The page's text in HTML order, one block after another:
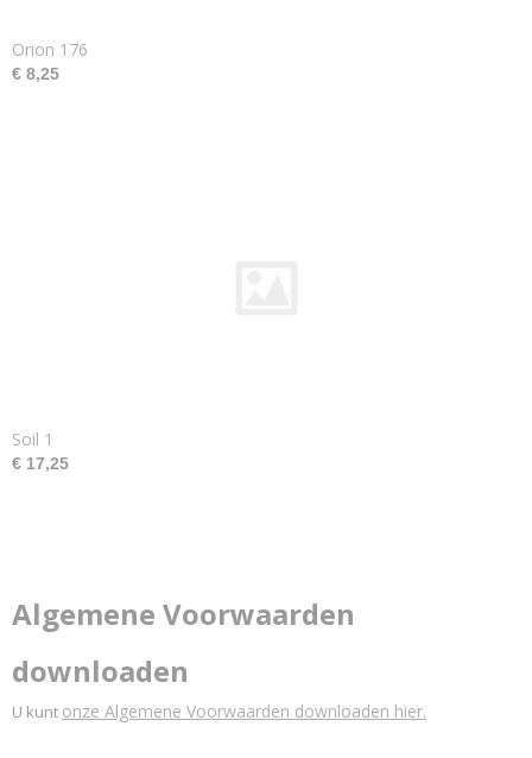
Orion 176
€ 8,25
Soil 1
€ 17,25
Algemene Voorwaarden
downloaden
U kunt onze Algemene Voorwaarden downloaden hier.